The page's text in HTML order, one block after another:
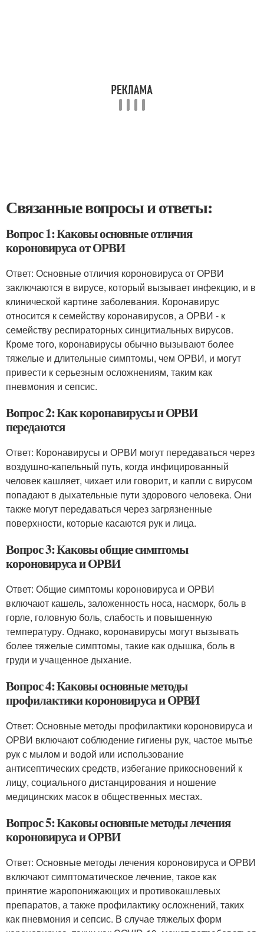
Связанные вопросы и ответы:
Вопрос 1: Каковы основные отличия
короновируса от ОРВИ
Ответ: Основные отличия короновируса от ОРВИ
заключаются в вирусе, который вызывает инфекцию, и в
клинической картине заболевания. Коронавирус
относится к семейству коронавирусов, а ОРВИ - к
семейству респираторных синцитиальных вирусов.
Кроме того, коронавирусы обычно вызывают более
тяжелые и длительные симптомы, чем ОРВИ, и могут
привести к серьезным осложнениям, таким как
пневмония и сепсис.
Вопрос 2: Как коронавирусы и ОРВИ
передаются
Ответ: Коронавирусы и ОРВИ могут передаваться через
воздушно-капельный путь, когда инфицированный
человек кашляет, чихает или говорит, и капли с вирусом
попадают в дыхательные пути здорового человека. Они
также могут передаваться через загрязненные
поверхности, которые касаются рук и лица.
Вопрос 3: Каковы общие симптомы
короновируса и ОРВИ
Ответ: Общие симптомы короновируса и ОРВИ
включают кашель, заложенность носа, насморк, боль в
горле, головную боль, слабость и повышенную
температуру. Однако, коронавирусы могут вызывать
более тяжелые симптомы, такие как одышка, боль в
груди и учащенное дыхание.
Вопрос 4: Каковы основные методы
профилактики короновируса и ОРВИ
Ответ: Основные методы профилактики короновируса и
ОРВИ включают соблюдение гигиены рук, частое мытье
рук с мылом и водой или использование
антисептических средств, избегание прикосновений к
лицу, социального дистанцирования и ношение
медицинских масок в общественных местах.
Вопрос 5: Каковы основные методы лечения
короновируса и ОРВИ
Ответ: Основные методы лечения короновируса и ОРВИ
включают симптоматическое лечение, такое как
принятие жаропонижающих и противокашлевых
препаратов, а также профилактику осложнений, таких
как пневмония и сепсис. В случае тяжелых форм